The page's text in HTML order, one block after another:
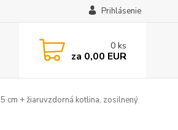
Prihlásenie
0 ks
za 0,00 EUR
cm + žiaruvzdorná kotlina, zosilnený